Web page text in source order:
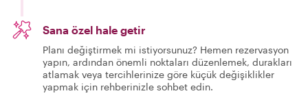
Sana özel hale getir
Planı değiştirmek mi istiyorsunuz? Hemen rezervasyon
yapın, ardından önemli noktaları düzenlemek, durakları
atlamak veya tercihlerinize göre küçük değişiklikler
yapmak için rehberinizle sohbet edin.